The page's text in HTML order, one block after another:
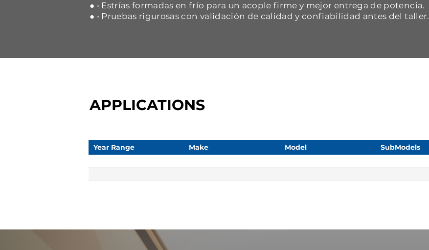
● • Estrías formadas en frío para un acople firme y mejor entrega de potencia.
● • Pruebas rigurosas con validación de calidad y confiabilidad antes del taller.
APPLICATIONS
Year Range Make Model SubModels